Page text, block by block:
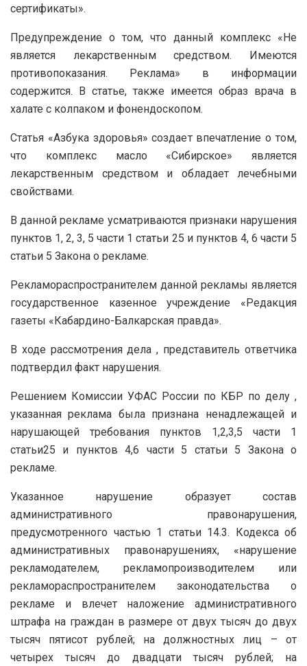
сертификаты».
Предупреждение о том, что данный комплекс «Не
является лекарственным средством. Имеются
противопоказания. Реклама» в информации
содержится. В статье, также имеется образ врача в
халате с колпаком и фонендоскопом.
Статья «Азбука здоровья» создает впечатление о том,
что комплекс масло «Сибирское» является
лекарственным средством и обладает лечебными
свойствами.
В данной рекламе усматриваются признаки нарушения
пунктов 1, 2, 3, 5 части 1 статьи 25 и пунктов 4, 6 части 5
статьи 5 Закона о рекламе.
Рекламораспространителем данной рекламы является
государственное казенное учреждение «Редакция
газеты «Кабардино-Балкарская правда».
В ходе рассмотрения дела , представитель ответчика
подтвердил факт нарушения.
Решением Комиссии УФАС России по КБР по делу ,
указанная реклама была признана ненадлежащей и
нарушающей требования пунктов 1,2,3,5 части 1
статьи25 и пунктов 4,6 части 5 статьи 5 Закона о
рекламе.
Указанное нарушение образует состав
административного правонарушения,
предусмотренного частью 1 статьи 14.3. Кодекса об
административных правонарушениях, «нарушение
рекламодателем, рекламопроизводителем или
рекламораспространителем законодательства о
рекламе и влечет наложение административного
штрафа на граждан в размере от двух тысяч до двух
тысяч пятисот рублей; на должностных лиц – от
четырех тысяч до двадцати тысяч рублей; на